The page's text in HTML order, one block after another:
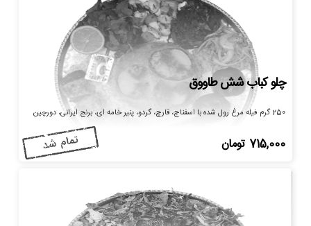
چلو کباب شش طاووق
250 گرم فیله مرغ رول شده با اسفناج، قارچ، گردو، پنیر خامه ای، برنج ایرانی، دورچین
715,000 تومان